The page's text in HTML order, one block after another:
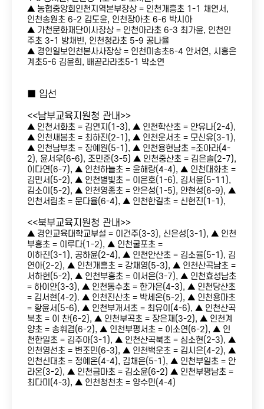
▲ 농협중앙회인천지역본부장상 = 인천개흥초 1-1 채연서,
인천송원초 6-2 김도윤, 인천장아초 6-6 박시아
▲ 가천문화재단이사장상 = 인천아라초 6-3 최가윤, 인천인
주초 3-1 방채빈, 인천청라초 5-9 공나율
▲ 경인일보인천본사사장상 = 인천미송초6-4 안서연, 시흥은
계초5-6 김윤희, 배곧라라초5-1 박소연
■ 입선
<<남부교육지원청 관내>>
▲ 인천서화초 = 김연지(1-3), ▲ 인천학산초 = 안유나(2-4),
▲ 인천새봄초 = 최하진(2-1), ▲ 인천운서초 = 모신유(3-1),
▲ 인천남부초 = 장예원(5-1), ▲ 인천용현남초 =조아라(4-
2), 윤서우(6-6), 조민준(3-5) ▲ 인천중산초 = 김은솔(2-7),
이다연(6-7), ▲ 인천하늘초 = 윤해랑(4-4), ▲ 인천대화초 =
김민서(5-2), ▲ 인천별빛초 = 이은호(1-6), 김서윤(5-11),
김소이(5-2), ▲ 인천영종초 = 안은성(1-5), 안현성(6-9), ▲
인천서림초 = 문다율(6-4), ▲ 인천한길초 = 신현진(1-1),
<<북부교육지원청 관내>>
▲ 경인교육대학교부설 = 이건주(3-3), 신은성(3-1), ▲ 인천
부흥초 = 이루다(1-2), ▲ 인천굴포초 =
이하진(3-1), 공하윤(2-4), ▲ 인천안산초 = 김소율(5-1), 김
연아(2-2), ▲ 인천개흥초 = 강채영(5-3), ▲ 인천산곡남초 =
서하현(5-2), ▲ 인천부흥초 = 이서은(3-7), ▲ 인천효성남초
= 하이안(3-3), ▲ 인천동수초 = 한가은(4-3), ▲ 인천당산초
= 김서현(4-2). ▲ 인천진산초 = 박세온(5-2), ▲ 인천용마초
= 황윤서(5-6), ▲ 인천부개서초 = 최유이(4-6), ▲ 인천산곡
북초 = 이 찬(6-2), ▲ 인천부곡초 = 장은재(3-2), ▲ 인천계
양초 = 송휘겸(6-2), ▲ 인천부평서초 = 이소연(6-2), ▲ 인
천한일초 = 김주아(3-1), ▲ 인천산곡북초 = 심소현(2-3), ▲
인천영선초 = 변조민(6-3), ▲ 인천백운초 = 김시은(4-2), ▲
인천신대초 = 정예온(4-4), 김채은(5-1), ▲ 인천부일초 = 안
라온(3-2), ▲ 인천금마초 = 김소윤(6-2) ▲ 인천부평남초 =
최다미(4-3), ▲ 인천청천초 = 양수민(4-4)